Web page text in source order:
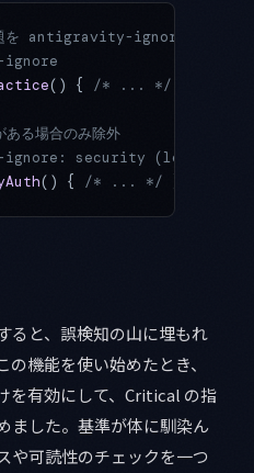
を antigravity-ignore で無視
() { /* ... */
る場合のみ除外
security (legacy
() { /* ... */
ると、誤検知の山に埋もれ
機能を使い始めたとき、
を有効にして、Critical の指
ました。基準が体に馴染ん
や可読性のチェックを一つ